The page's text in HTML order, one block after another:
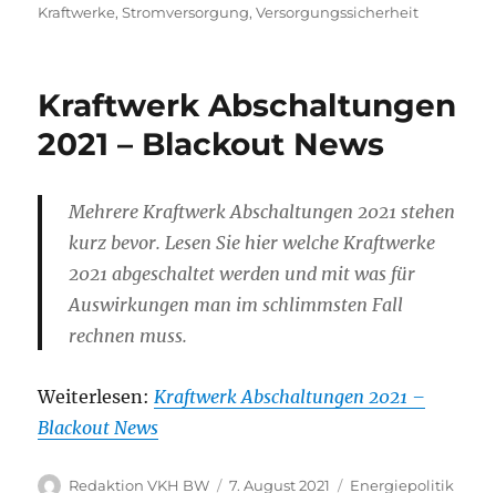
Kraftwerke,Stromversorgung,Versorgungssicherheit
Kraftwerk Abschaltungen
2021 – Blackout News
Mehrere Kraftwerk Abschaltungen 2021 stehen
kurz bevor. Lesen Sie hier welche Kraftwerke
2021 abgeschaltet werden und mit was für
Auswirkungen man im schlimmsten Fall
rechnen muss.
Weiterlesen: Kraftwerk Abschaltungen 2021 –
Blackout News
Autor
Redaktion VKH BW
Veröffentlicht
7. August 2021 Kategorien
Energiepolitik